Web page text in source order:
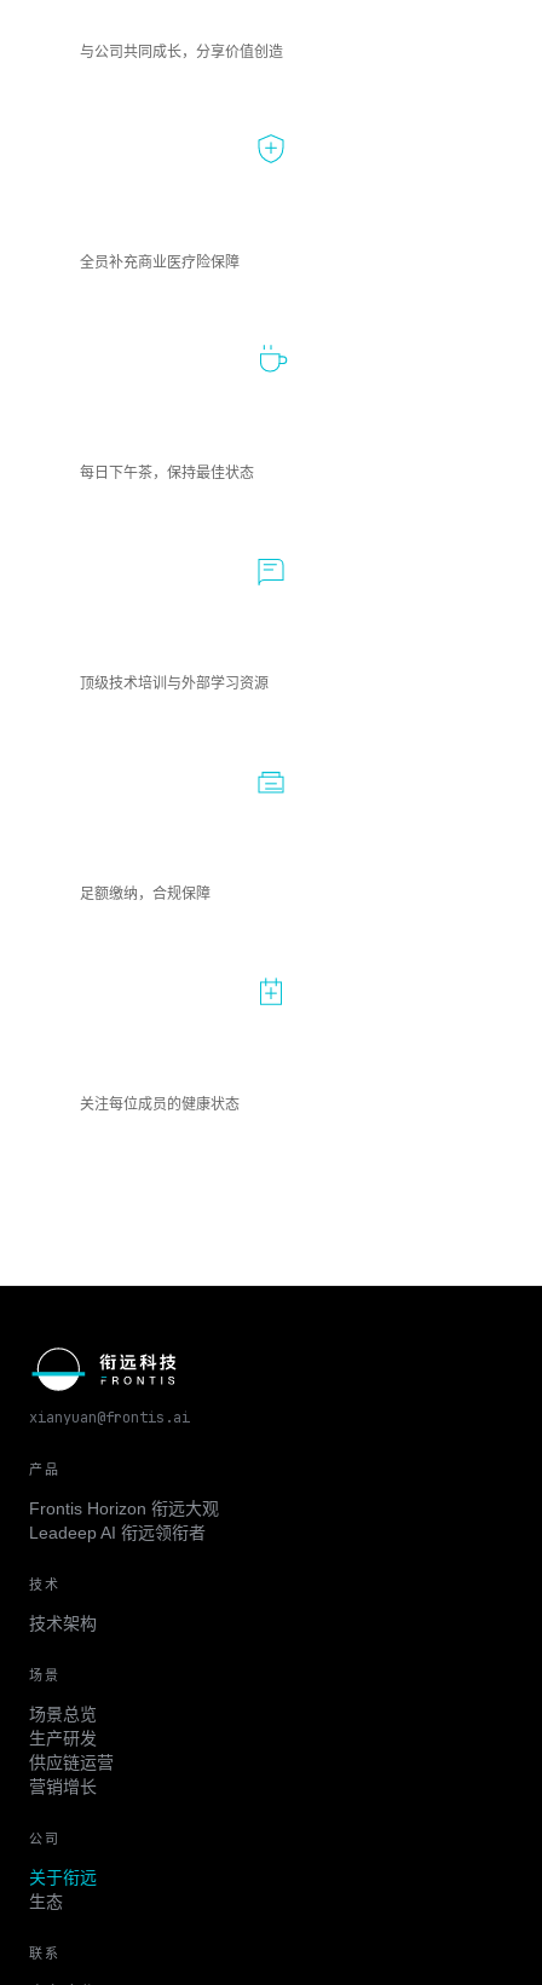
与公司共同成长，分享价值创造
全员补充商业医疗险保障
每日下午茶，保持最佳状态
顶级技术培训与外部学习资源
足额缴纳，合规保障
关注每位成员的健康状态
xianyuan@frontis.ai
产品
Frontis Horizon 衔远大观
Leadeep AI 衔远领衔者
技术
技术架构
场景
场景总览
生产研发
供应链运营
营销增长
公司
关于衔远
生态
联系